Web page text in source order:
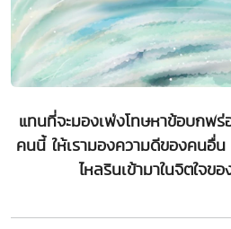
แทนที่จะมองเพ่งโทษหาข้อบกพ
คนนี้ ให้เรามองความดีของคนอื่
ไหลรินเข้ามาในจิตใจข